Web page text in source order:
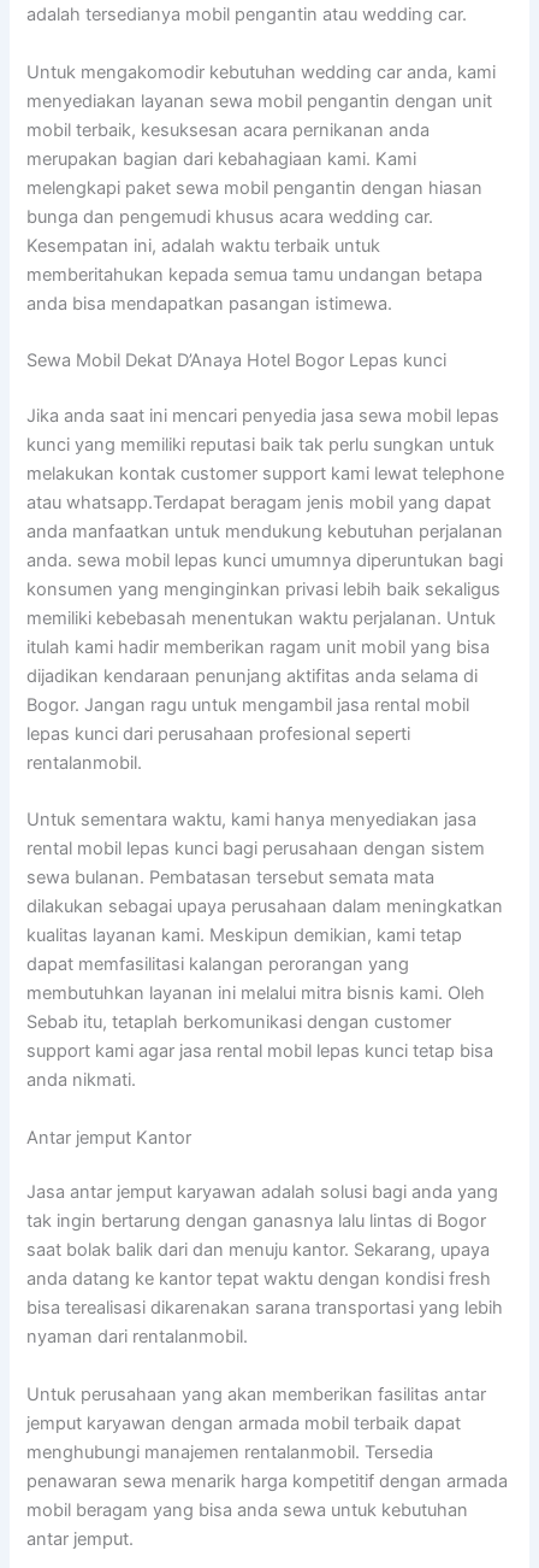
adalah tersedianya mobil pengantin atau wedding car.
Untuk mengakomodir kebutuhan wedding car anda, kami
menyediakan layanan sewa mobil pengantin dengan unit
mobil terbaik, kesuksesan acara pernikanan anda
merupakan bagian dari kebahagiaan kami. Kami
melengkapi paket sewa mobil pengantin dengan hiasan
bunga dan pengemudi khusus acara wedding car.
Kesempatan ini, adalah waktu terbaik untuk
memberitahukan kepada semua tamu undangan betapa
anda bisa mendapatkan pasangan istimewa.
Sewa Mobil Dekat D’Anaya Hotel Bogor Lepas kunci
Jika anda saat ini mencari penyedia jasa sewa mobil lepas
kunci yang memiliki reputasi baik tak perlu sungkan untuk
melakukan kontak customer support kami lewat telephone
atau whatsapp.Terdapat beragam jenis mobil yang dapat
anda manfaatkan untuk mendukung kebutuhan perjalanan
anda. sewa mobil lepas kunci umumnya diperuntukan bagi
konsumen yang menginginkan privasi lebih baik sekaligus
memiliki kebebasah menentukan waktu perjalanan. Untuk
itulah kami hadir memberikan ragam unit mobil yang bisa
dijadikan kendaraan penunjang aktifitas anda selama di
Bogor. Jangan ragu untuk mengambil jasa rental mobil
lepas kunci dari perusahaan profesional seperti
rentalanmobil.
Untuk sementara waktu, kami hanya menyediakan jasa
rental mobil lepas kunci bagi perusahaan dengan sistem
sewa bulanan. Pembatasan tersebut semata mata
dilakukan sebagai upaya perusahaan dalam meningkatkan
kualitas layanan kami. Meskipun demikian, kami tetap
dapat memfasilitasi kalangan perorangan yang
membutuhkan layanan ini melalui mitra bisnis kami. Oleh
Sebab itu, tetaplah berkomunikasi dengan customer
support kami agar jasa rental mobil lepas kunci tetap bisa
anda nikmati.
Antar jemput Kantor
Jasa antar jemput karyawan adalah solusi bagi anda yang
tak ingin bertarung dengan ganasnya lalu lintas di Bogor
saat bolak balik dari dan menuju kantor. Sekarang, upaya
anda datang ke kantor tepat waktu dengan kondisi fresh
bisa terealisasi dikarenakan sarana transportasi yang lebih
nyaman dari rentalanmobil.
Untuk perusahaan yang akan memberikan fasilitas antar
jemput karyawan dengan armada mobil terbaik dapat
menghubungi manajemen rentalanmobil. Tersedia
penawaran sewa menarik harga kompetitif dengan armada
mobil beragam yang bisa anda sewa untuk kebutuhan
antar jemput.